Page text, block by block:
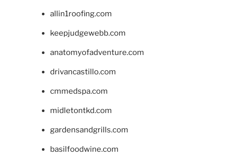
allin1roofing.com
keepjudgewebb.com
anatomyofadventure.com
drivancastillo.com
cmmedspa.com
midletontkd.com
gardensandgrills.com
basilfoodwine.com